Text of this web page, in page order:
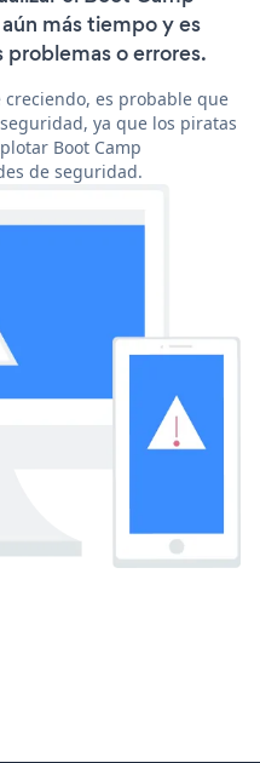
más tiempo y es
o errores.
es probable que
ya que los piratas
Boot Camp
de seguridad.